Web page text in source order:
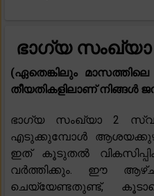
ഭാഗ്യ സംഖ്യാ
(ഏതെങ്കിലും
തീയതികളിലാണ് നിങ്ങൾ
ഭാഗ്യ സംഖ്യാ 2
എടുക്കുമ്പോൾ
ഇത് കൂടുതൽ
വർത്തിക്കും. ഈ
ചെയ്യേണ്ടതുണ്ട്,